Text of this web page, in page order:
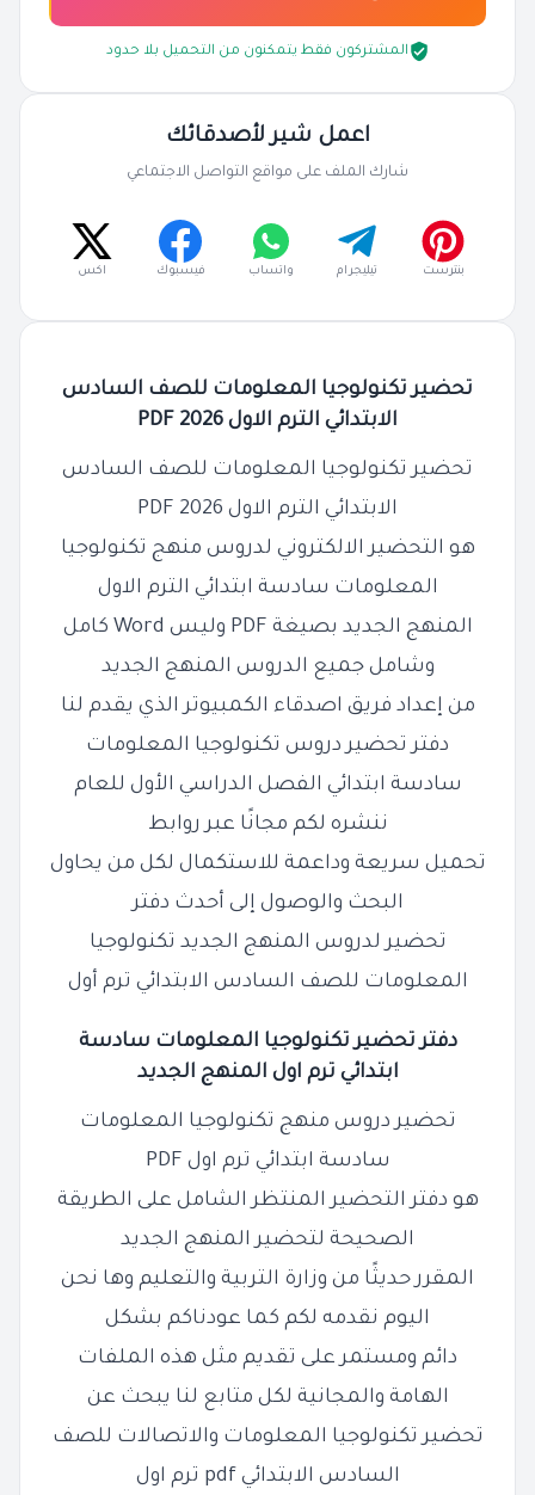
تحضير تكنولوجيا المعلومات للصف السادس
الابتدائي الترم الاول 2026 PDF
تحضير تكنولوجيا المعلومات للصف السادس
الابتدائي الترم الاول 2026 PDF
هو التحضير الالكتروني لدروس منهج تكنولوجيا
المعلومات سادسة ابتدائي الترم الاول
المنهج الجديد بصيغة PDF وليس Word كامل
وشامل جميع الدروس المنهج الجديد
من إعداد فريق اصدقاء الكمبيوتر الذي يقدم لنا
دفتر تحضير دروس تكنولوجيا المعلومات
سادسة ابتدائي الفصل الدراسي الأول للعام
ننشره لكم مجانًا عبر روابط
تحميل سريعة وداعمة للاستكمال لكل من يحاول
البحث والوصول إلى أحدث دفتر
تحضير لدروس المنهج الجديد تكنولوجيا
المعلومات للصف السادس الابتدائي ترم أول
دفتر تحضير تكنولوجيا المعلومات سادسة
ابتدائي ترم اول المنهج الجديد
تحضير دروس منهج تكنولوجيا المعلومات
سادسة ابتدائي ترم اول PDF
هو دفتر التحضير المنتظر الشامل على الطريقة
الصحيحة لتحضير المنهج الجديد
المقرر حديثًا من وزارة التربية والتعليم وها نحن
اليوم نقدمه لكم كما عودناكم بشكل
دائم ومستمر على تقديم مثل هذه الملفات
الهامة والمجانية لكل متابع لنا يبحث عن
تحضير تكنولوجيا المعلومات والاتصالات للصف
السادس الابتدائي pdf ترم اول
المشتركون فقط يتمكنون من التحميل بلا حدود
اعمل شير لأصدقائك
شارك الملف على مواقع التواصل الاجتماعي
بنترست تيليجرام واتساب فيسبوك اكس